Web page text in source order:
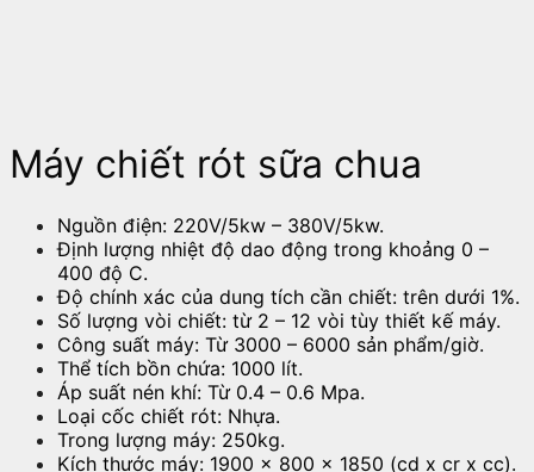
Máy chiết rót sữa chua
Nguồn điện: 220V/5kw – 380V/5kw.
Định lượng nhiệt độ dao động trong khoảng 0 –
400 độ C.
Độ chính xác của dung tích cần chiết: trên dưới 1%.
Số lượng vòi chiết: từ 2 – 12 vòi tùy thiết kế máy.
Công suất máy: Từ 3000 – 6000 sản phẩm/giờ.
Thể tích bồn chứa: 1000 lít.
Áp suất nén khí: Từ 0.4 – 0.6 Mpa.
Loại cốc chiết rót: Nhựa.
Trong lượng máy: 250kg.
Kích thước máy: 1900 x 800 x 1850 (cd x cr x cc).